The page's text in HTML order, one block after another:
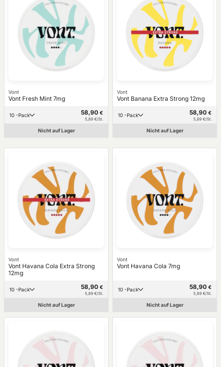
Vont
Vont Fresh Mint 7mg
10 -Pack 58,90 €
5,89 €/St.
Nicht auf Lager
Vont
Vont Banana Extra Strong 12mg
10 -Pack 58,90 €
5,89 €/St.
Nicht auf Lager
Vont
Vont Havana Cola Extra Strong
12mg
10 -Pack 58,90 €
5,89 €/St.
Nicht auf Lager
Vont
Vont Havana Cola 7mg
10 -Pack 58,90 €
5,89 €/St.
Nicht auf Lager